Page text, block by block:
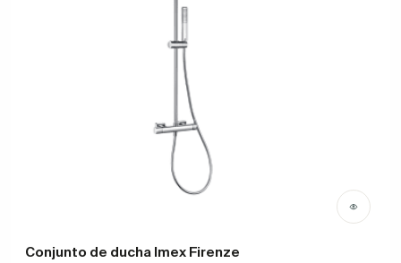
Conjunto de ducha Imex Firenze